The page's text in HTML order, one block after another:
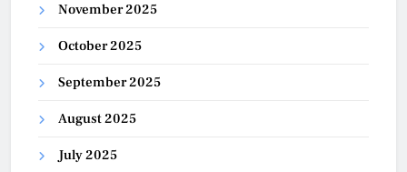
November 2025
October 2025
September 2025
August 2025
July 2025